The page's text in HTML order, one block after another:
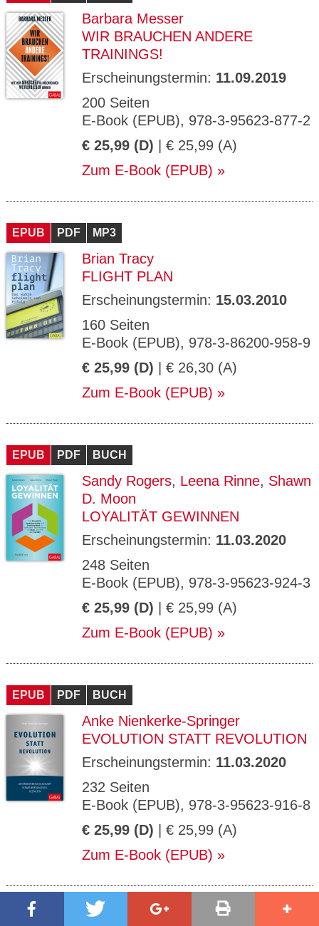
Barbara Messer
WIR BRAUCHEN ANDERE
TRAININGS!
Erscheinungstermin: 11.09.2019
200 Seiten
E-Book (EPUB), 978-3-95623-877-2
€ 25,99 (D) | € 25,99 (A)
Zum E-Book (EPUB)
EPUB PDF MP3
Brian Tracy
FLIGHT PLAN
Erscheinungstermin: 15.03.2010
160 Seiten
E-Book (EPUB), 978-3-86200-958-9
€ 25,99 (D) | € 26,30 (A)
Zum E-Book (EPUB)
EPUB PDF BUCH
Sandy Rogers, Leena Rinne, Shawn
D. Moon
LOYALITÄT GEWINNEN
Erscheinungstermin: 11.03.2020
248 Seiten
E-Book (EPUB), 978-3-95623-924-3
€ 25,99 (D) | € 25,99 (A)
Zum E-Book (EPUB)
EPUB PDF BUCH
Anke Nienkerke-Springer
EVOLUTION STATT REVOLUTION
Erscheinungstermin: 11.03.2020
232 Seiten
E-Book (EPUB), 978-3-95623-916-8
€ 25,99 (D) | € 25,99 (A)
Zum E-Book (EPUB)
EPUB BUCH